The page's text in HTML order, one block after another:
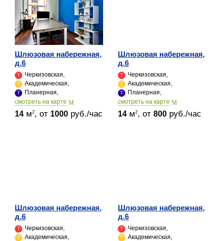
Шлюзовая набережная,
д.6
Черкизовская,
Академическая,
Планерная,
cмотреть на карте
14 м2, от 1000 руб./час
Шлюзовая набережная,
д.6
Черкизовская,
Академическая,
Планерная,
cмотреть на карте
14 м2, от 800 руб./час
Шлюзовая набережная,
д.6
Черкизовская,
Академическая,
Шлюзовая набережная,
д.6
Черкизовская,
Академическая,